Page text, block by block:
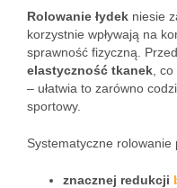
Rolowanie łydek niesie
korzystnie wpływają na
sprawność fizyczną.
elastyczność tkanek ,
– ułatwia to zarówno
sportowy.
Systematyczne
znacznej redukcji